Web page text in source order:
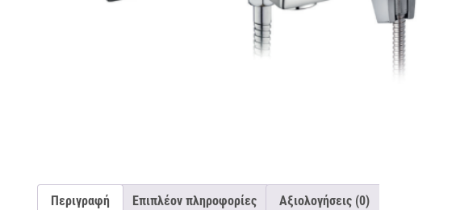
Περιγραφή Επιπλέον πληροφορίες Αξιολογήσεις (0)